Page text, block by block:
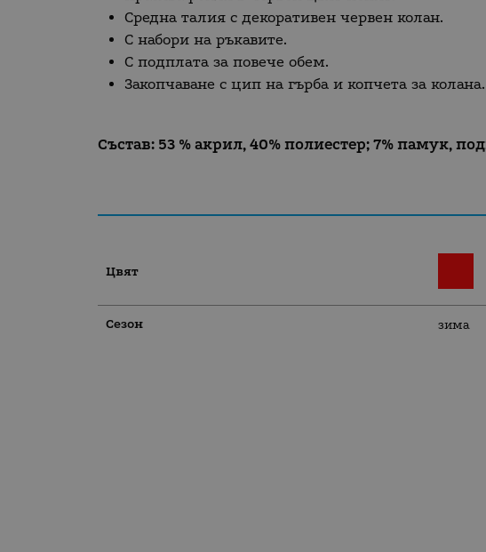
Средна талия с декоративен червен колан.
С набори на ръкавите.
С подплата за повече обем.
Закопчаване с цип на гърба и копчета за колана.
Състав: 53 % акрил, 40% полиестер; 7% памук,
Цвят
Сезон зима